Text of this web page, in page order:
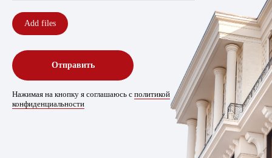
Add files
Отправить
Нажимая на кнопку я соглашаюсь с политикой
конфиденциальности